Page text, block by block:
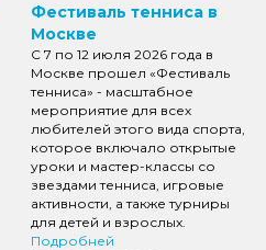
Фестиваль тенниса в
Москве
С 7 по 12 июля 2026 года в
Москве прошел «Фестиваль
тенниса» - масштабное
мероприятие для всех
любителей этого вида спорта,
которое включало открытые
уроки и мастер-классы со
звездами тенниса, игровые
активности, а также турниры
для детей и взрослых.
Подробней